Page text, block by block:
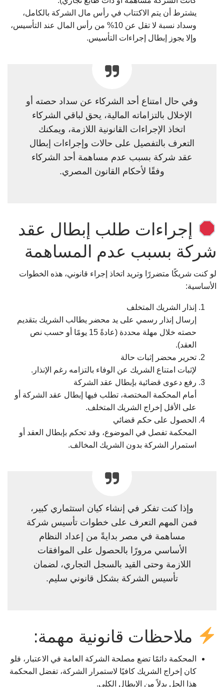
يشترط أن يتم الاكتتاب في رأس مال الشركة بالكامل،
وسداد نسبة لا تقل عن 10% من رأس المال عند التأسيس،
وإلا يجوز إبطال إجراءات التأسيس.
وفي حال امتناع أحد الشركاء عن سداد حصته أو
الإخلال بالتزاماته المالية، يحق لباقي الشركاء
اتخاذ الإجراءات القانونية اللازمة، ويمكنك
التعرف بالتفصيل على حالات وإجراءات إبطال
عقد شركة بسبب عدم مساهمة أحد الشركاء
وفقًا لأحكام القانون المصري.
إجراءات طلب إبطال عقد
شركة بسبب عدم المساهمة
لو كنت شريكًا متضررًا وتريد اتخاذ إجراء قانوني، هذه الخطوات
الأساسية:
إنذار الشريك المتخلف
إرسال إنذار رسمي على يد محضر يطالب الشريك بتقديم
حصته خلال مهلة محددة (عادةً 15 يومًا أو حسب نص
العقد).
تحرير محضر إثبات حالة
لإثبات امتناع الشريك عن الوفاء بالتزامه رغم الإنذار.
رفع دعوى قضائية بإبطال عقد الشركة
أمام المحكمة المختصة، تطلب فيها إبطال عقد الشركة أو
على الأقل إخراج الشريك المتخلف.
الحصول على حكم قضائي
المحكمة تفصل في الموضوع، وقد تحكم بإبطال العقد أو
استمرار الشركة بدون الشريك المخالف.
وإذا كنت تفكر في إنشاء كيان استثماري كبير،
فمن المهم التعرف على خطوات تأسيس شركة
مساهمة في مصر بدايةً من إعداد النظام
الأساسي مرورًا بالحصول على الموافقات
اللازمة وحتى القيد بالسجل التجاري، لضمان
تأسيس الشركة بشكل قانوني سليم.
ملاحظات قانونية مهمة:
المحكمة دائمًا تضع مصلحة الشركة العامة في الاعتبار، فلو
كان إخراج الشريك كافيًا لاستمرار الشركة، تفضل المحكمة
هذا الحل بدلاً من الإبطال الكلي.